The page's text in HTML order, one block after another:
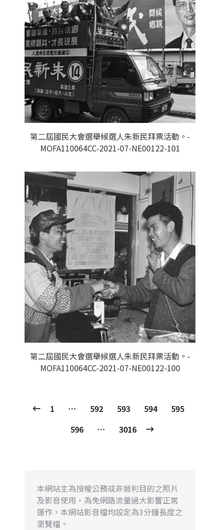
第二屆國民大會選舉候選人朱新民拜票活動。-
MOFA110064CC-2021-07-NE00122-101
第二屆國民大會選舉候選人朱新民拜票活動。-
MOFA110064CC-2021-07-NE00122-100
1 … 592 593 594
595
596
… 3016
本網站主為授權公務或非營利目的之照片
及影音使用，為免網路流量過大影響正常
運作，本網站影音檔均設定為3分鐘長度之
瀏覽檔。